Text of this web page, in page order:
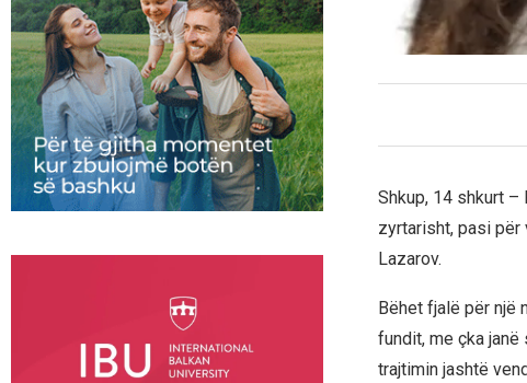
Shkup, 14 shkurt
zyrtarisht, pasi për
Lazarov.
Bëhet fjalë për një
fundit, me çka
trajtimin jashtë